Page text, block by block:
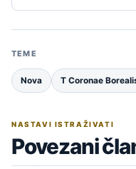
TEME
Nova T Coronae
NASTAVI ISTRAŽIVATI
Povezani